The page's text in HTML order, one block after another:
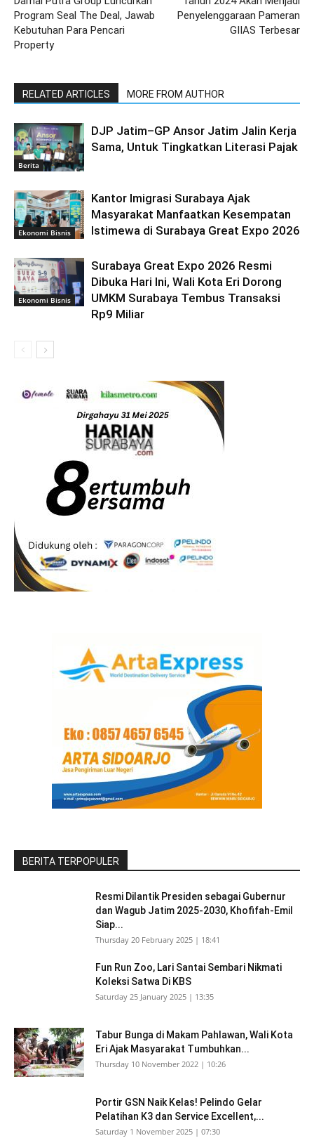
Program Seal The Deal, Jawab
Kebutuhan Para Pencari
Property
Penyelenggaraan Pameran
GIIAS Terbesar
RELATED ARTICLES MORE FROM AUTHOR
Berita
DJP Jatim–GP Ansor Jatim Jalin Kerja
Sama, Untuk Tingkatkan Literasi Pajak
Ekonomi Bisnis
Kantor Imigrasi Surabaya Ajak
Masyarakat Manfaatkan Kesempatan
Istimewa di Surabaya Great Expo 2026
Ekonomi Bisnis
Surabaya Great Expo 2026 Resmi
Dibuka Hari Ini, Wali Kota Eri Dorong
UMKM Surabaya Tembus Transaksi
Rp9 Miliar
BERITA TERPOPULER
Resmi Dilantik Presiden sebagai Gubernur
dan Wagub Jatim 2025-2030, Khofifah-Emil
Siap...
Thursday 20 February 2025 | 18:41
Fun Run Zoo, Lari Santai Sembari Nikmati
Koleksi Satwa Di KBS
Saturday 25 January 2025 | 13:35
Tabur Bunga di Makam Pahlawan, Wali Kota
Eri Ajak Masyarakat Tumbuhkan...
Thursday 10 November 2022 | 10:26
Portir GSN Naik Kelas! Pelindo Gelar
Pelatihan K3 dan Service Excellent,...
Saturday 1 November 2025 | 07:30